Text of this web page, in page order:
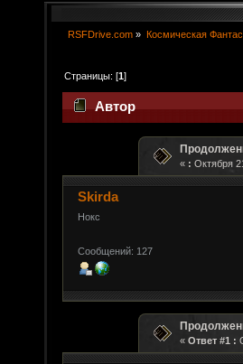
RSFDrive.com » Космическая
Страницы: [1]
Автор
« : Октября
Skirda
Нокс
Сообщений: 127
« Ответ #1 :